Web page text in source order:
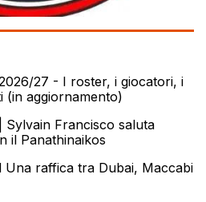
27 - I roster, i giocatori, i
(in aggiornamento)
Sylvain Francisco saluta
il Panathinaikos
Una raffica tra Dubai, Maccabi